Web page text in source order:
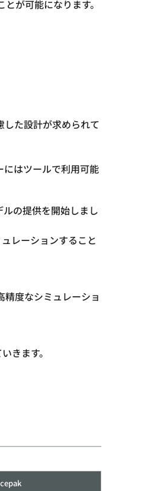
が可能になります。
た設計が求められて
はツールで利用可能
の提供を開始しまし
レーションすること
度なシミュレーショ
きます。